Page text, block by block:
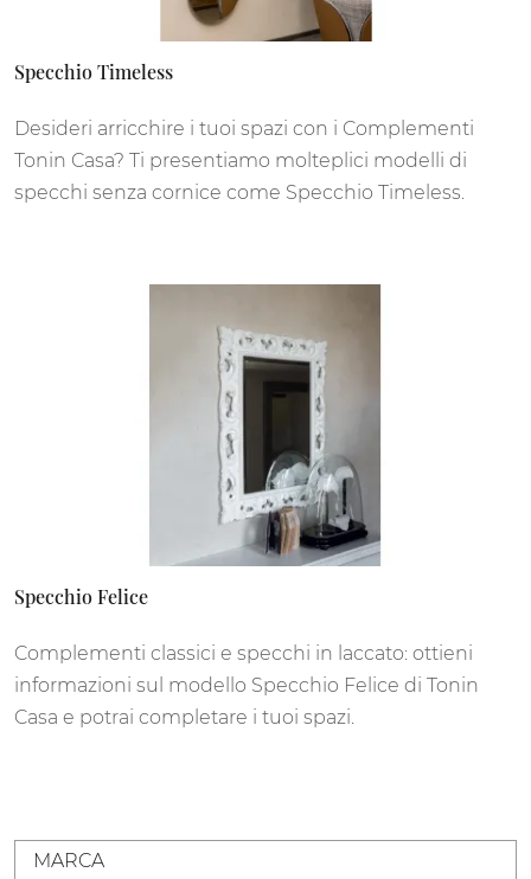
Specchio Timeless
Desideri arricchire i tuoi spazi con i Complementi
Tonin Casa? Ti presentiamo molteplici modelli di
specchi senza cornice come Specchio Timeless.
Specchio Felice
Complementi classici e specchi in laccato: ottieni
informazioni sul modello Specchio Felice di Tonin
Casa e potrai completare i tuoi spazi.
MARCA